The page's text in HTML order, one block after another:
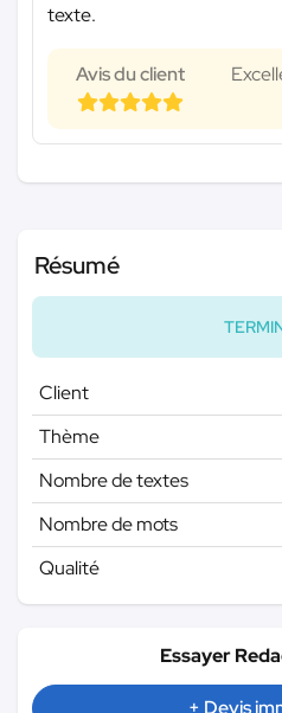
texte.
Avis du client
Résumé
Client
Thème
Nombre de textes
Nombre de mots
Qualité
Essayer
+ Devis